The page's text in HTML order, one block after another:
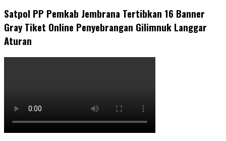
Satpol PP Pemkab Jembrana Tertibkan 16 Banner
Gray Tiket Online Penyebrangan Gilimnuk Langgar
Aturan